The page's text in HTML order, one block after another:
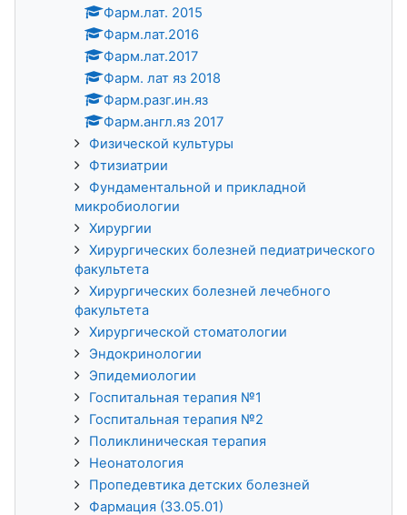
Фарм.лат. 2015
Фарм.лат.2016
Фарм.лат.2017
Фарм. лат яз 2018
Фарм.разг.ин.яз
Фарм.англ.яз 2017
Физической культуры
Фтизиатрии
Фундаментальной и прикладной
микробиологии
Хирургии
Хирургических болезней педиатрического
факультета
Хирургических болезней лечебного
факультета
Хирургической стоматологии
Эндокринологии
Эпидемиологии
Госпитальная терапия №1
Госпитальная терапия №2
Поликлиническая терапия
Неонатология
Пропедевтика детских болезней
Фармация (33.05.01)